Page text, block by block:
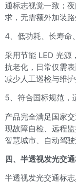
通标志视觉一致；
求，无需额外加装路
4、低功耗、长寿命
采用节能 LED 光源
抗老化，日常仅需
减少人工巡检与维护
5、符合国标规范，
产品完全满足国家
现故障自检、远程
智慧城市、自动驾驶
四、半透视发光交
半透视发光交通标